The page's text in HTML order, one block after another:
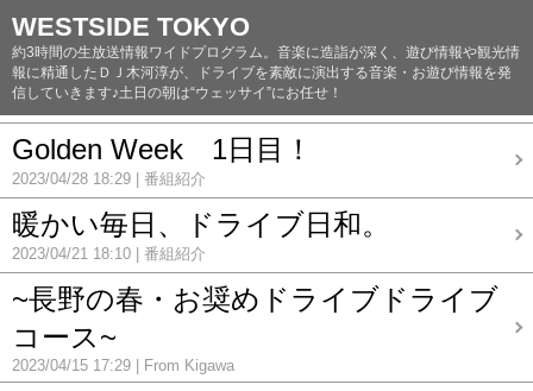
WESTSIDE TOKYO
約3時間の生放送情報ワイドプログラム。音楽に造詣が深く、遊び情報や観光情
報に精通したＤＪ木河淳が、ドライブを素敵に演出する音楽・お遊び情報を発
信していきます♪土日の朝は“ウェッサイ”にお任せ！
Golden Week 1日目！
2023/04/28 18:29 番組紹介
暖かい毎日、ドライブ日和。
2023/04/21 18:10 番組紹介
~長野の春・お奨めドライブドライブ
コース~
2023/04/15 17:29 From Kigawa